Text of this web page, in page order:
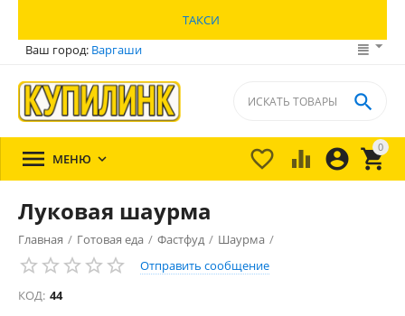
ТАКСИ
Ваш город: Варгаши
0


 

 МЕНЮ 
Луковая шаурма
Главная / Готовая еда / Фастфуд / Шаурма /
Отправить сообщение
КОД: 44